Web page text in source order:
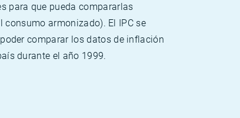
para que pueda compararlas
armonizado). El IPC se
comparar los datos de inflación
durante el año 1999.